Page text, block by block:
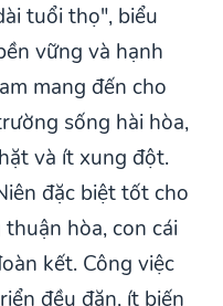
tuổi thọ", biểu
vững và hạnh
mang đến cho
sống hài hòa,
và ít xung đột.
đặc biệt tốt cho
hòa, con cái
kết. Công việc
đều đặn, ít biến